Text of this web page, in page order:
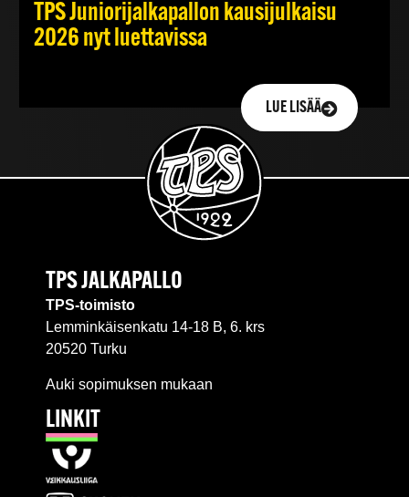
TPS Juniorijalkapallon kausijulkaisu
2026 nyt luettavissa
LUE LISÄÄ
TPS JALKAPALLO
TPS-toimisto
Lemminkäisenkatu 14-18 B, 6. krs
20520 Turku
Auki sopimuksen mukaan
LINKIT